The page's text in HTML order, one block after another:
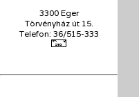
3300 Eger
Törvényház út 15.
Telefon: 36/515-333